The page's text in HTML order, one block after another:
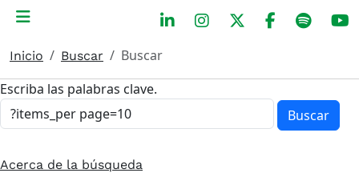
Inicio Buscar
Buscar
Escriba las palabras clave.
Buscar
Acerca de la búsqueda